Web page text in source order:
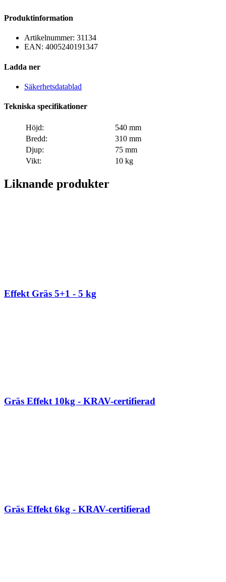
Produktinformation
Artikelnummer: 31134
EAN: 4005240191347
Ladda ner
Säkerhetsdatablad
Tekniska specifikationer
Höjd:
540 mm
Bredd:
310 mm
Djup:
75 mm
Vikt:
10 kg
Liknande produkter
Effekt Gräs 5+1 - 5 kg
Gräs Effekt 10kg - KRAV-certifierad
Gräs Effekt 6kg - KRAV-certifierad